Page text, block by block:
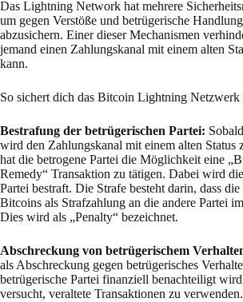
Das Lightning Network hat mehrere
um gegen Verstöße und betrügerische
abzusichern. Einer dieser Mechanismen
jemand einen Zahlungskanal mit einem alten
kann.
So sichert dich das Bitcoin Lightning Netzwerk
Bestrafung der betrügerischen Partei:
wird den Zahlungskanal mit einem alten Status
hat die betrogene Partei die Möglichkeit eine
Remedy“ Transaktion zu tätigen. Dabei wird
Partei bestraft. Die Strafe besteht darin, dass die
Bitcoins als Strafzahlung an die andere Partei
Dies wird als „Penalty“ bezeichnet.
Abschreckung von betrügerischem
als Abschreckung gegen betrügerisches
betrügerische Partei finanziell benachteiligt
versucht, veraltete Transaktionen zu verwenden.